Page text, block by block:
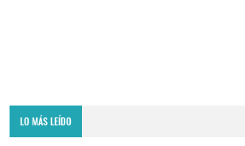
LO MÁS LEÍDO